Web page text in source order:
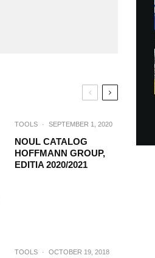
TOOLS · SEPTEMBER 1, 2020
NOUL CATALOG
HOFFMANN GROUP,
EDITIA 2020/2021
TOOLS · OCTOBER 19, 2018